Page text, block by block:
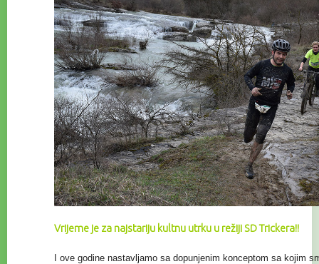
Vrijeme je za najstariju kultnu utrku u režiji SD Trickera!!
I ove godine nastavljamo sa dopunjenim konceptom sa kojim